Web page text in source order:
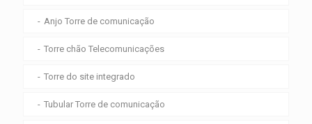
Anjo Torre de comunicação
Torre chão Telecomunicações
Torre do site integrado
Tubular Torre de comunicação